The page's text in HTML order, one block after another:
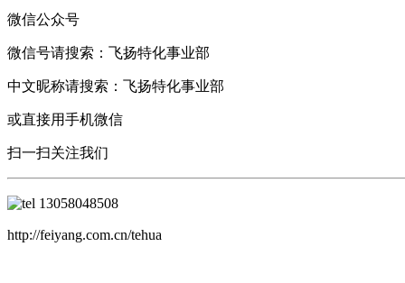
微信公众号
微信号请搜索： 飞扬特化事业部
中文昵称请搜索： 飞扬特化事业部
或直接用手机微信
扫一扫关注我们
13058048508
http://feiyang.com.cn/tehua